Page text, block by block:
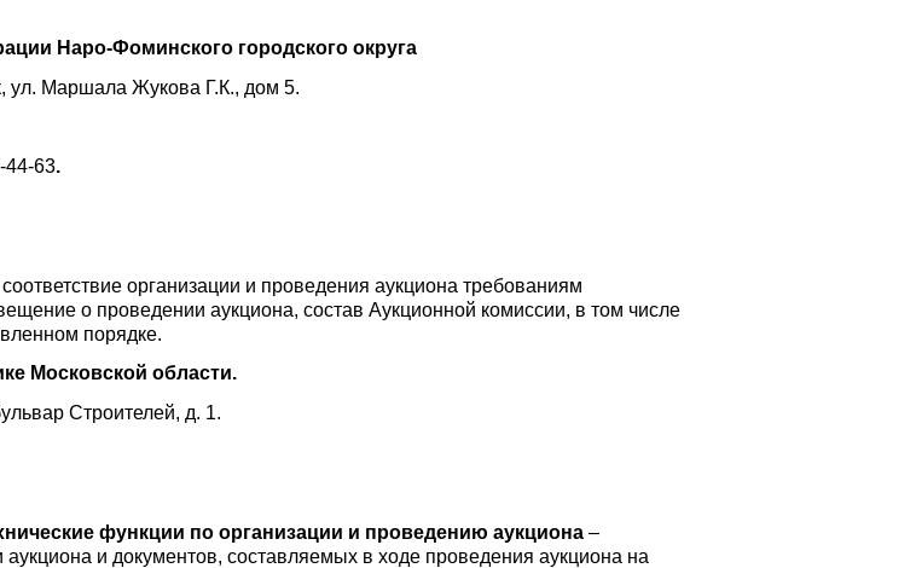
Наро-Фоминского городского округа
ул. Маршала Жукова Г.К., дом 5.
44-63.
организации и проведения аукциона требованиям
о проведении аукциона, состав Аукционной комиссии, в том числе
порядке.
Московской области.
Строителей, д. 1.
функции по организации и проведению аукциона –
и документов, составляемых в ходе проведения аукциона на